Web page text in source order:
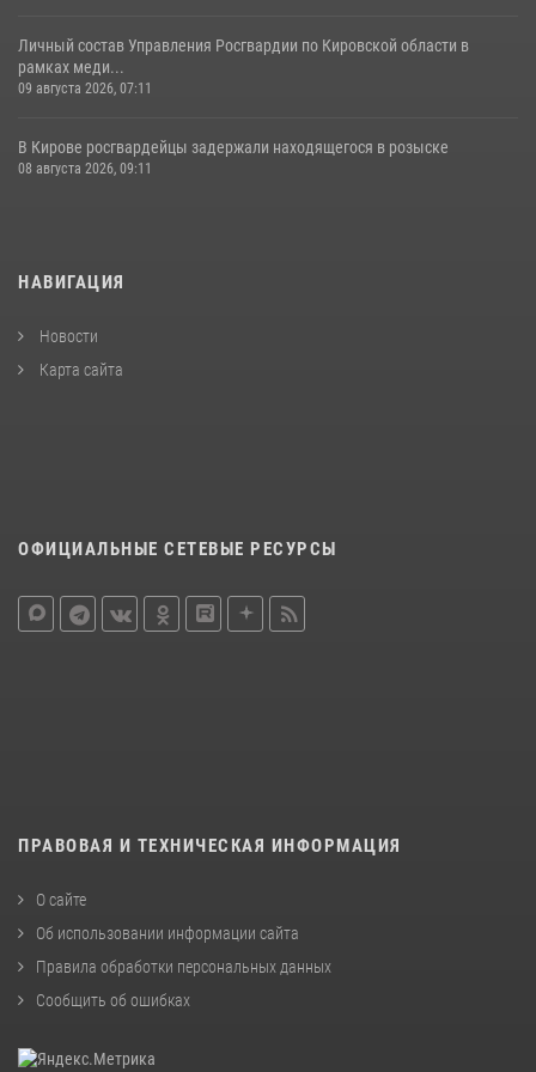
Личный состав Управления Росгвардии по Кировской области в
рамках меди...
09 августа 2026, 07:11
В Кирове росгвардейцы задержали находящегося в розыске
08 августа 2026, 09:11
НАВИГАЦИЯ
Новости
Карта сайта
ОФИЦИАЛЬНЫЕ СЕТЕВЫЕ РЕСУРСЫ
ПРАВОВАЯ И ТЕХНИЧЕСКАЯ ИНФОРМАЦИЯ
О сайте
Об использовании информации сайта
Правила обработки персональных данных
Сообщить об ошибках